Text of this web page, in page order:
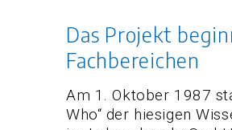
Das Projekt
Fachbereichen
Am 1. Oktober 1987
Who“ der hiesigen